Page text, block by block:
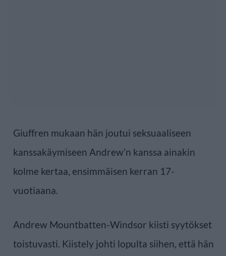
Giuffren mukaan hän joutui seksuaaliseen
kanssakäymiseen Andrew’n kanssa ainakin
kolme kertaa, ensimmäisen kerran 17-
vuotiaana.
Andrew Mountbatten-Windsor kiisti syytökset
toistuvasti. Kiistely johti lopulta siihen, että hän